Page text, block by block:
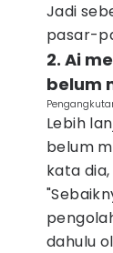
Jadi
pasar-
2. Ai
belum
Lebih
belum
kata
dahulu